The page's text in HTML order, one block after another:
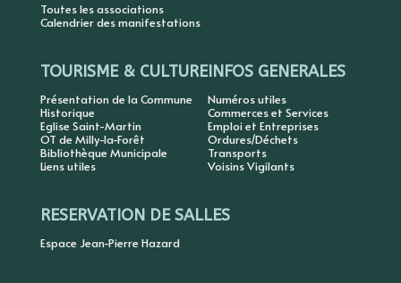
Toutes les associations
Calendrier des manifestations
TOURISME & CULTURE
Présentation de la Commune
Historique
Eglise Saint-Martin
OT de Milly-la-Forêt
Bibliothèque Municipale
Liens utiles
INFOS GENERALES
Numéros utiles
Commerces et Services
Emploi et Entreprises
Ordures/Déchets
Transports
Voisins Vigilants
RESERVATION DE SALLES
Espace Jean-Pierre Hazard